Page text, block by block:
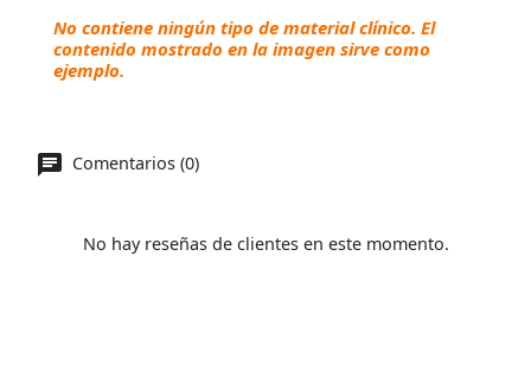
No contiene ningún tipo de material clínico. El
contenido mostrado en la imagen sirve como
ejemplo.
Comentarios (0)
No hay reseñas de clientes en este momento.